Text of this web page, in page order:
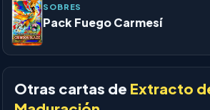
SOBRES
Pack Fuego Carmesí
Otras cartas de Extracto